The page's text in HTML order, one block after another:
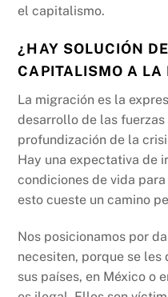
el capitalismo.
¿HAY SOLUCIÓN
CAPITALISMO A LA
La migración es la
desarrollo de las
profundización de la
Hay una expectativa de
condiciones de vida
esto cueste un camino
Nos posicionamos por
necesiten, porque se les
sus países, en México o